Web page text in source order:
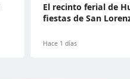
El recinto ferial de
fiestas de San
Hace 1 días